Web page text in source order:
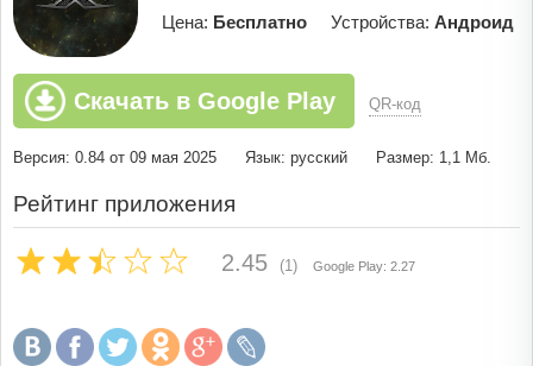
Цена: Бесплатно Устройства: Андроид
Скачать в Google Play QR-код
Версия: 0.84 от 09 мая 2025 Язык: русский Размер: 1,1 Мб.
Рейтинг приложения
2.45 (1) Google Play: 2.27